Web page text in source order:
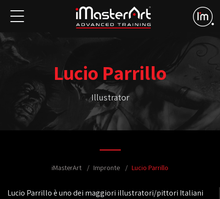
Lucio Parrillo
Illustrator
iMasterArt Impronte Lucio Parrillo
Lucio Parrillo è uno dei maggiori illustratori/pittori Italiani